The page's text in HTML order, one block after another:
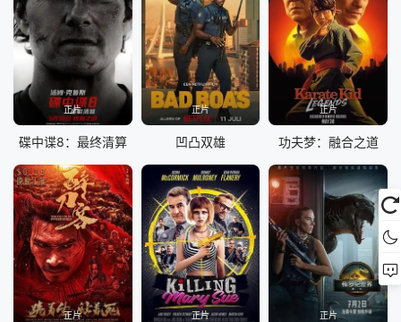
正片
碟中谍8：最终清算
正片
凹凸双雄
正片
功夫梦：融合之道
正片 正片 正片